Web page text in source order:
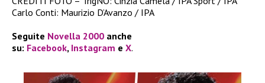
Carlo Conti: Maurizio D’Avanzo / IPA
Seguite Novella 2000 anche
su: Facebook, Instagram e X.